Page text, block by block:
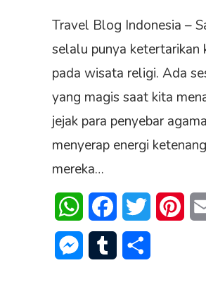
Travel Blog Indonesia –
selalu punya ketertarikan
pada wisata religi. Ada
yang magis saat kita
jejak para penyebar
menyerap energi
mereka…
WhatsAppFacebookTwitter
Messenger
Tumblr